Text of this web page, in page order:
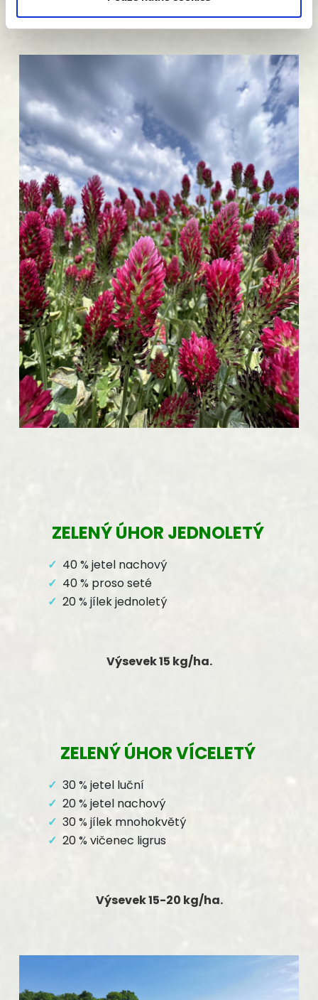
ZELENÝ ÚHOR JEDNOLETÝ
40% jetel nachový
40 % proso seté
20 % jílek jednoletý
Výsevek 15 kg/ha.
ZELENÝ ÚHOR VÍCELETÝ
30% jetel luční
20 % jetel nachový
30 % jílek mnohokvětý
20 % vičenec ligrus
Výsevek 15-20 kg/ha.